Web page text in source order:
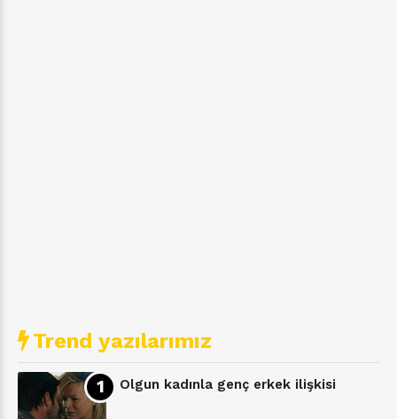
Trend yazılarımız
Olgun kadınla genç erkek ilişkisi